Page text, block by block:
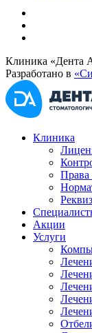
Клиника «Дента
Разработано в
Клиника
Права
Акции
Услуги